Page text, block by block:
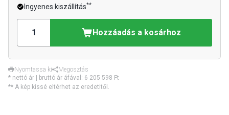
Ingyenes kiszállítás**
Hozzáadás a kosárhoz
Nyomtassa ki
Megosztás
* nettó ár | bruttó ár áfával: 6 205 598 Ft
** A kép kissé eltérhet az eredetitől.